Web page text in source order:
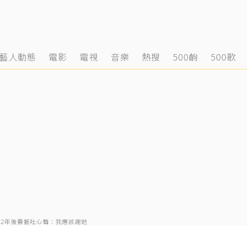
藝人動態 電影 電視 音樂 熱搜 500齣 500歌
年後震撼吐心聲：我應該謝她